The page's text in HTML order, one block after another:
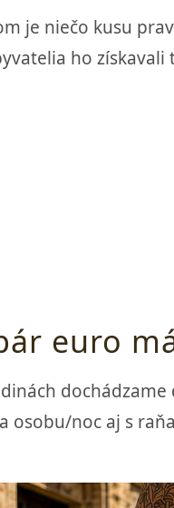
je niečo kusu
ho
euro
osobu/noc aj s